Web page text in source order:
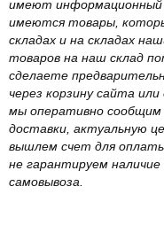
имеют информационный
имеются товары,
складах и на складах
товаров на наш склад
сделаете
через корзину сайта
мы оперативно сообщим
доставки, актуальную
вышлем счет для
не гарантируем
самовывоза.